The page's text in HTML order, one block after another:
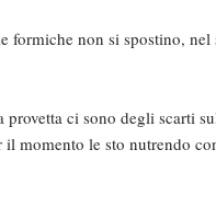
formiche non si spostino,
provetta ci sono degli scarti
il momento le sto nutrendo